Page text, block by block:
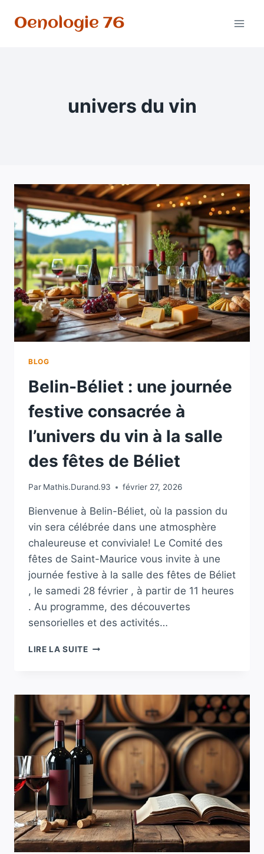
Oenologie 76
univers du vin
BLOG
Belin-Béliet : une journée
festive consacrée à
l’univers du vin à la salle
des fêtes de Béliet
Par Mathis.Durand.93 février 27, 2026
Bienvenue à Belin-Béliet, où la passion du
vin sera célébrée dans une atmosphère
chaleureuse et conviviale! Le Comité des
fêtes de Saint-Maurice vous invite à une
journée festive à la salle des fêtes de Béliet
, le samedi 28 février , à partir de 11 heures
. Au programme, des découvertes
sensorielles et des activités…
LIRE LA SUITEBELIN-
JOURNÉE
FESTIVE
CONSACRÉE
L’UNIVERS
DU
VIN
À
LA
SALLE
DES
FÊTES
DE